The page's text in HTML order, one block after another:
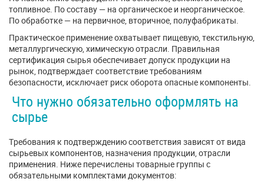
топливное. По составу — на органическое и неорганическое.
По обработке — на первичное, вторичное, полуфабрикаты.
Практическое применение охватывает пищевую, текстильную,
металлургическую, химическую отрасли. Правильная
сертификация сырья обеспечивает допуск продукции на
рынок, подтверждает соответствие требованиям
безопасности, исключает риск оборота опасные компоненты.
Что нужно обязательно оформлять на
сырье
Требования к подтверждению соответствия зависят от вида
сырьевых компонентов, назначения продукции, отрасли
применения. Ниже перечислены товарные группы с
обязательными комплектами документов: